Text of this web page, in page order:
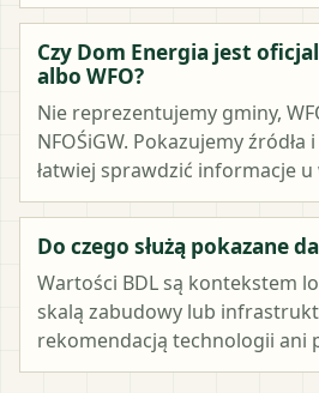
Czy Dom Energia jest
albo WFO?
Nie reprezentujemy gminy,
NFOŚiGW. Pokazujemy
łatwiej sprawdzić informacje u
Do czego służą pokazane
Wartości BDL są kontekstem
skalą zabudowy lub
rekomendacją technologii ani